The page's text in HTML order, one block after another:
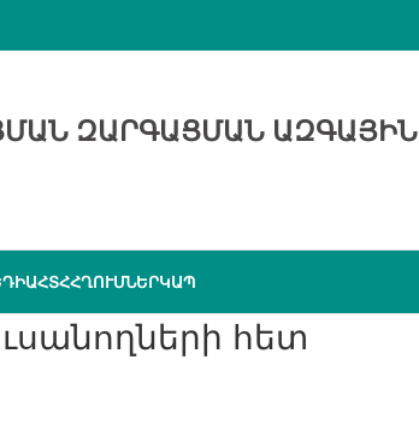
ԶԱՐԳԱՑՄԱՆ ԱԶԳԱՅԻՆ
ՀՏՀՀՂՈՒՄՆԵՐԿԱՊ
հետ